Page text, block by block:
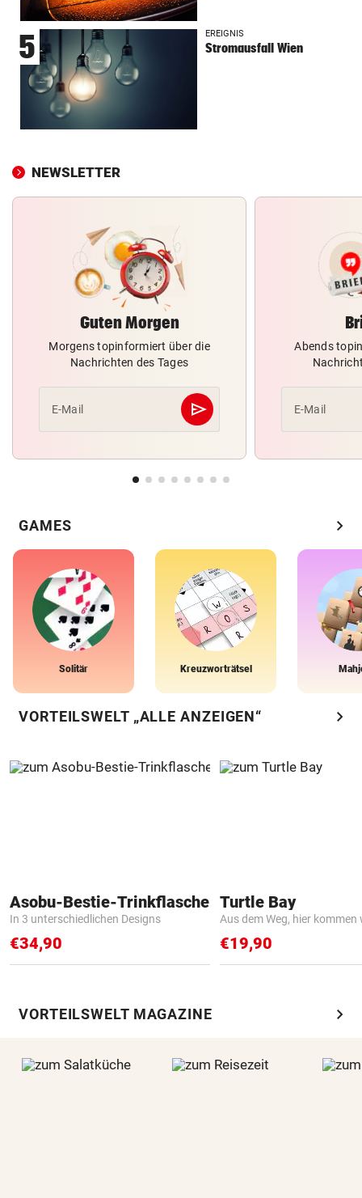
5 EREIGNIS
Stromausfall Wien
NEWSLETTER
Guten Morgen
Morgens topinformiert über die
Nachrichten des Tages
E-Mail send
Abschicken
Abends
E-Mail
GAMES chevron_right
Solitär Kreuzworträtsel
VORTEILSWELT „ALLE ANZEIGEN“ chevron_right
Asobu-Bestie-Trinkflasche
In 3 unterschiedlichen Designs
€34,90
Turtle Bay
Aus dem Weg, hier kommen
€19,90
VORTEILSWELT MAGAZINE chevron_right